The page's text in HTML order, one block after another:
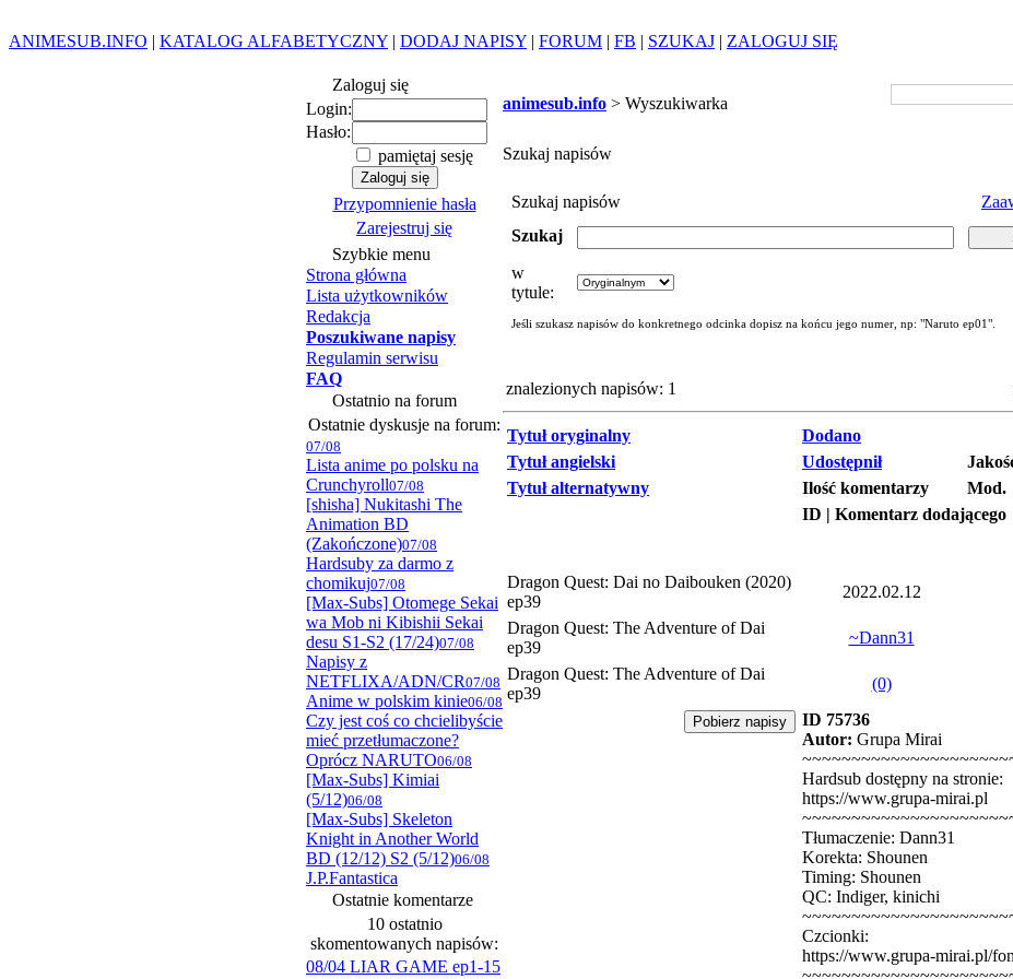
ANIMESUB.INFO | KATALOG ALFABETYCZNY | DODAJ NAPISY | FORUM | FB | SZUKAJ | ZALOGUJ SIĘ
Zaloguj się
Login:
Hasło:
pamiętaj sesję
Przypomnienie hasła
Zarejestruj się
Szybkie menu
Strona główna
Lista użytkowników
Redakcja
Poszukiwane napisy
Regulamin serwisu
FAQ
Ostatnio na forum
Ostatnie dyskusje na forum:
07/08
Lista anime po polsku na
Crunchyroll07/08
[shisha] Nukitashi The
Animation BD
(Zakończone)07/08
Hardsuby za darmo z
chomikuj07/08
[Max-Subs] Otomege Sekai
wa Mob ni Kibishii Sekai
desu S1-S2 (17/24)07/08
Napisy z
NETFLIXA/ADN/CR07/08
Anime w polskim kinie06/08
Czy jest coś co chcielibyście
mieć przetłumaczone?
Oprócz NARUTO06/08
[Max-Subs] Kimiai
(5/12)06/08
[Max-Subs] Skeleton
Knight in Another World
BD (12/12) S2 (5/12)06/08
J.P.Fantastica
Ostatnie komentarze
10 ostatnio
skomentowanych napisów:
08/04 LIAR GAME ep1-15
animesub.info > Wyszukiwarka
Szukaj napisów
Szukaj napisów
Szukaj
w
tytule:
Jeśli szukasz napisów do konkretnego odcinka dopisz na końcu jego numer, np: "Naruto ep01".
znalezionych napisów: 1
Tytuł oryginalny Dodano
Tytuł angielski
Udostępnił
Tytuł alternatywny
Ilość komentarzy Mod.
ID | Komentarz dodającego
Dragon Quest: Dai no Daibouken (2020)
ep39
2022.02.12
Dragon Quest: The Adventure of Dai
ep39
~Dann31
Dragon Quest: The Adventure of Dai
ep39
(0)
ID 75736
Autor: Grupa Mirai
Hardsub dostępny na stronie:
https://www.grupa-mirai.pl
Tłumaczenie: Dann31
Korekta: Shounen
Timing: Shounen
QC: Indiger, kinichi
Czcionki:
https://www.grupa-mirai.pl/